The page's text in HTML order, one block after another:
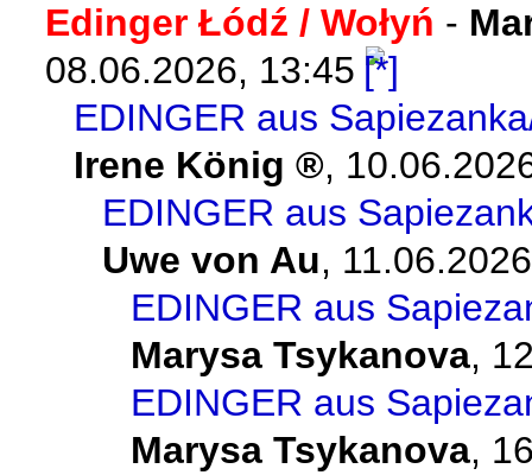
Edinger Łódź / Wołyń -
08.06.2026, 13:45
EDINGER aus
Irene König
,
EDINGER aus
Uwe von Au,
EDINGER aus
Marysa Tsykanova,
EDINGER aus
Marysa Tsykanova,